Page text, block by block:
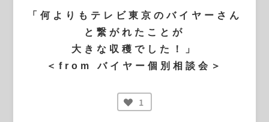
「何よりもテレビ東京のバイヤーさん
と繋がれたことが
大きな収穫でした！」
＜from バイヤー個別相談会＞
1